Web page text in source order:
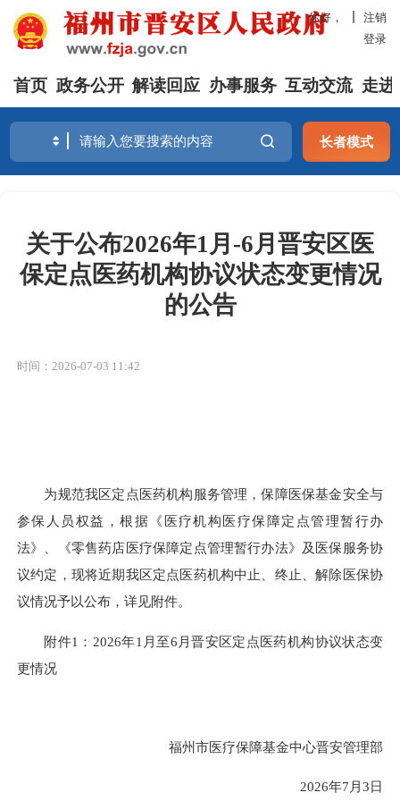
你好，
注销
登录
首页 政务公开 解读回应 办事服务 互动交流 走进
长者模式
关于公布2026年1月-6月晋安区医
保定点医药机构协议状态变更情况
的公告
时间：2026-07-03 11:42
为规范我区定点医药机构服务管理，保障医保基金安全与
参保人员权益，根据《医疗机构医疗保障定点管理暂行办
法》、《零售药店医疗保障定点管理暂行办法》及医保服务协
议约定，现将近期我区定点医药机构中止、终止、解除医保协
议情况予以公布，详见附件。
附件1：2026年1月至6月晋安区定点医药机构协议状态变
更情况
福州市医疗保障基金中心晋安管理部
2026年7月3日